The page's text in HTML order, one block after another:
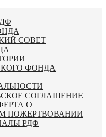
СОВЕТ
ФОНДА
СОГЛАШЕНИЕ
О
ПОЖЕРТВОВАНИИ
РДФ